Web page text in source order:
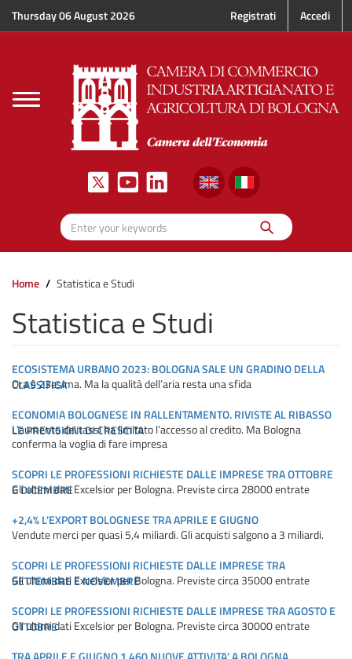
Thursday 06 August 2026 Registrati Accedi
Toggle
navigation
Enter your keywords
Search
Home Statistica e Studi
Statistica e Studi
ECOSISTEMA URBANO 2023: BOLOGNA SALE UN GRADINO DELLA
CLASSIFICA
Ora è 23esima. Ma la qualità dell’aria resta una sfida
ECONOMIA BOLOGNESE IN RALLENTAMENTO. RIVISTE AL RIBASSO
LE PREVISIONI DI CRESCITA
L’aumento dei tassi ha limitato l’accesso al credito. Ma Bologna
conferma la voglia di fare impresa
SCOPRI LE PROFESSIONI RICHIESTE DALLE IMPRESE TRA OTTOBRE
E DICEMBRE
Gli ultimi dati Excelsior per Bologna. Previste circa 28000 entrate
+2,4% L’EXPORT BOLOGNESE TRA APRILE E GIUGNO
Vendute merci per quasi 5,4 miliardi. Gli acquisti salgono a 3 miliardi.
SCOPRI LE PROFESSIONI RICHIESTE DALLE IMPRESE TRA
SETTEMBRE E NOVEMBRE
Gli ultimi dati Excelsior per Bologna. Previste circa 35000 entrate
SCOPRI LE PROFESSIONI RICHIESTE DALLE IMPRESE TRA AGOSTO E
OTTOBRE
Gli ultimi dati Excelsior per Bologna. Previste circa 30000 entrate